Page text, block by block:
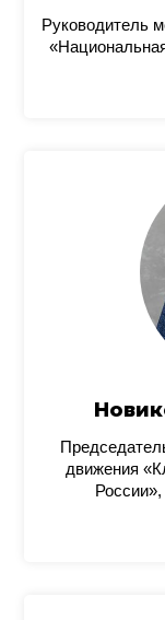
Руководитель
движения